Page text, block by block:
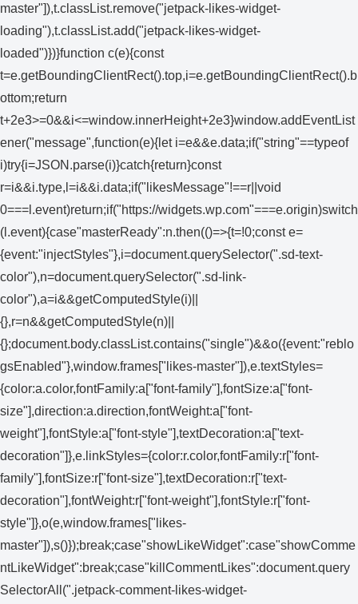
master"]),t.classList.remove("jetpack-likes-widget-
loading"),t.classList.add("jetpack-likes-widget-
loaded")})}function c(e){const
t=e.getBoundingClientRect().top,i=e.getBoundingClientRect().b
ottom;return
t+2e3>=0&&i<=window.innerHeight+2e3}window.addEventList
ener("message",function(e){let i=e&&e.data;if("string"==typeof
i)try{i=JSON.parse(i)}catch{return}const
r=i&&i.type,l=i&&i.data;if("likesMessage"!==r||void
0===l.event)return;if("https://widgets.wp.com"===e.origin)switch
(l.event){case"masterReady":n.then(()=>{t=!0;const e=
{event:"injectStyles"},i=document.querySelector(".sd-text-
color"),n=document.querySelector(".sd-link-
color"),a=i&&getComputedStyle(i)||
{},r=n&&getComputedStyle(n)||
{};document.body.classList.contains("single")&&o({event:"reblo
gsEnabled"},window.frames["likes-master"]),e.textStyles=
{color:a.color,fontFamily:a["font-family"],fontSize:a["font-
size"],direction:a.direction,fontWeight:a["font-
weight"],fontStyle:a["font-style"],textDecoration:a["text-
decoration"]},e.linkStyles={color:r.color,fontFamily:r["font-
family"],fontSize:r["font-size"],textDecoration:r["text-
decoration"],fontWeight:r["font-weight"],fontStyle:r["font-
style"]},o(e,window.frames["likes-
master"]),s()});break;case"showLikeWidget":case"showComme
ntLikeWidget":break;case"killCommentLikes":document.query
SelectorAll(".jetpack-comment-likes-widget-